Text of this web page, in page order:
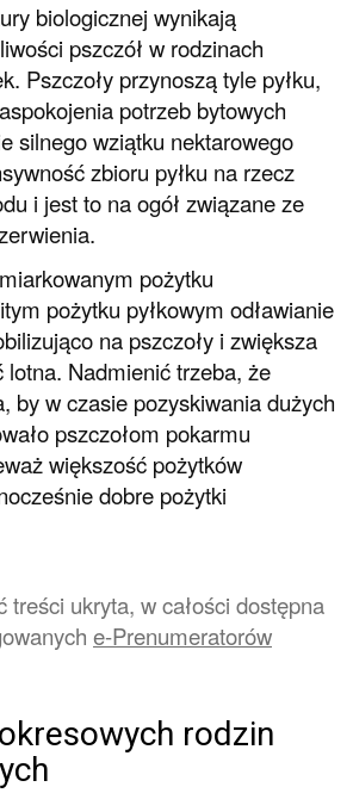
biologicznej wynikają
pszczół w rodzinach
Pszczoły przynoszą tyle pyłku,
potrzeb bytowych
silnego wziątku nektarowego
zbioru pyłku na rzecz
i jest to na ogół związane ze
pożytku
pożytku pyłkowym odławianie
na pszczoły i zwiększa
lotna. Nadmienić trzeba, że
by w czasie pozyskiwania dużych
pszczołom pokarmu
większość pożytków
dobre pożytki
treści ukryta, w całości dostępna
e-Prenumeratorów
rodzin